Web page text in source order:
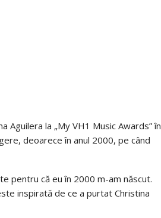
Aguilera la „My VH1 Music Awards” în
deoarece în anul 2000, pe când
pentru că eu în 2000 m-am născut.
inspirată de ce a purtat Christina